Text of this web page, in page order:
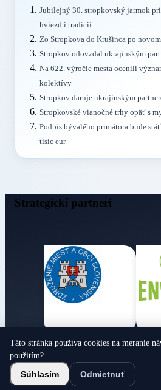
Jubilejný 30. stropkovský jarmok
hviezd i tradícií
Zo Stropkova do Krušinca po
Stropkov odovzdal ukrajinským
Na 622. výročie mesta ocenili
kolektívy
Stropkov daruje ukrajinským
Stropkovské vianočné trhy opäť s
Podpis bývalého primátora bude
tisíc eur
Strategickí partneri
Obecné noviny
© 2026 Všetky práva vyhradené
Táto stránka používa cookies na meranie
použitím?
Súhlasím Odmietnuť